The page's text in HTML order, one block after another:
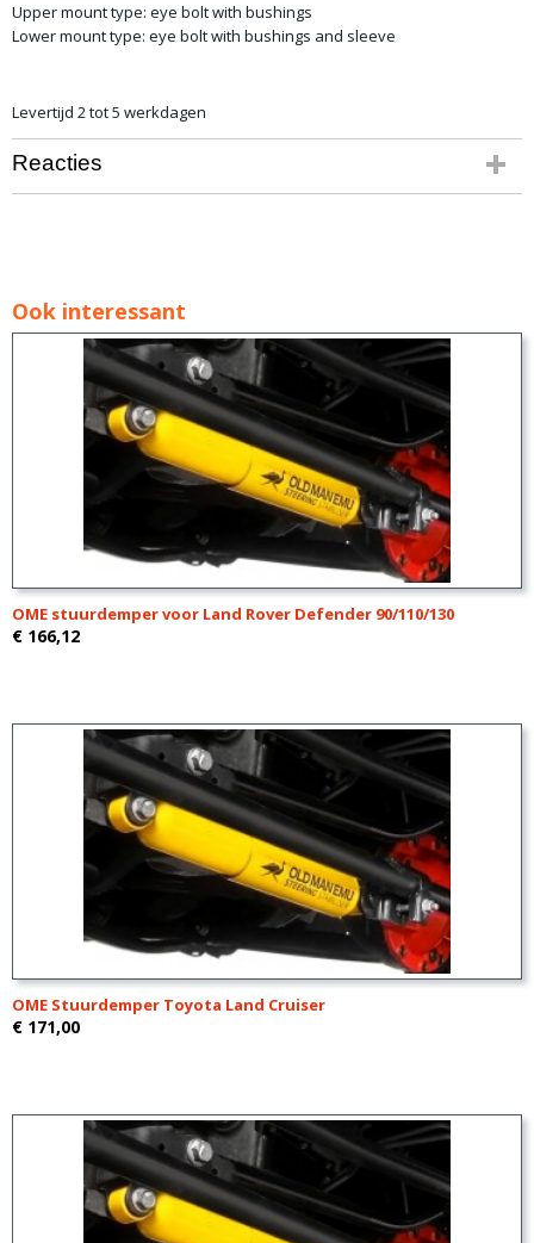
Upper mount type: eye bolt with bushings
Lower mount type: eye bolt with bushings and sleeve
Levertijd 2 tot 5 werkdagen
Reacties
Ook interessant
OME stuurdemper voor Land Rover Defender 90/110/130
€ 166,12
OME Stuurdemper Toyota Land Cruiser
€ 171,00